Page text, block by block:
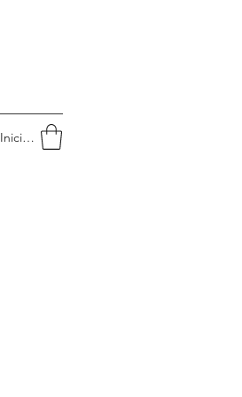
Iniciar sesión